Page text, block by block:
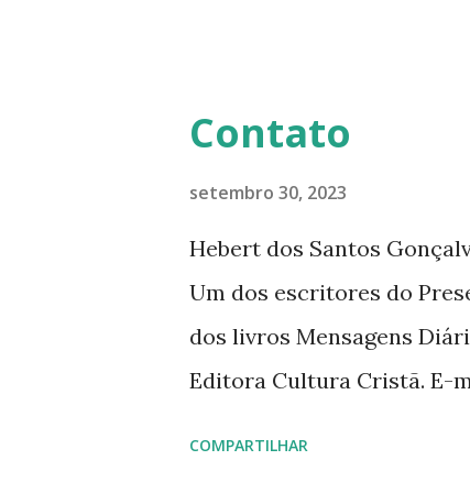
Contato
setembro 30, 2023
Hebert dos Santos
Um dos escritores do
dos livros Mensagens
Editora Cultura Cristã. E-
COMPARTILHAR